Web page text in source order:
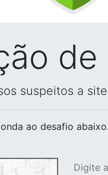
de
suspeitos a
ao desafio abaixo.
Digite